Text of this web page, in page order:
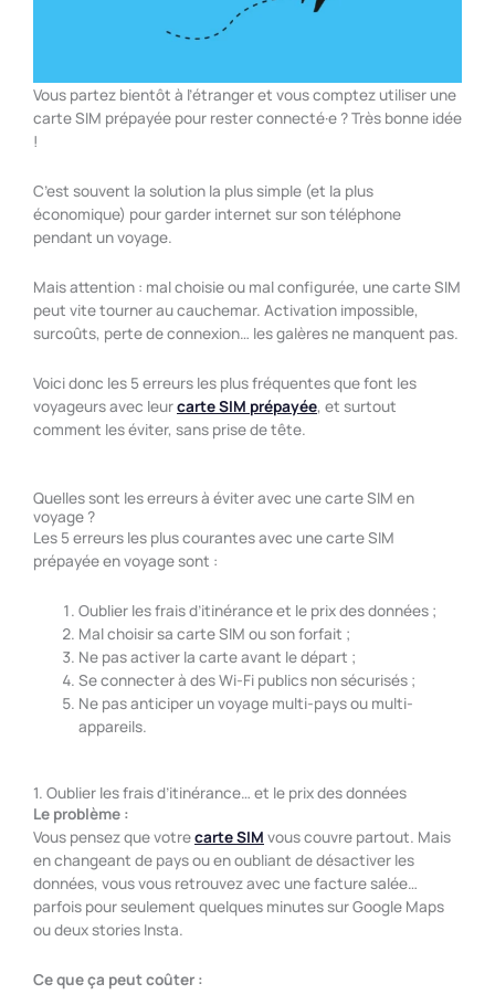
Vous partez bientôt à l’étranger et vous comptez utiliser une
carte SIM prépayée pour rester connecté·e ? Très bonne idée
!
C’est souvent la solution la plus simple (et la plus
économique) pour garder internet sur son téléphone
pendant un voyage.
Mais attention : mal choisie ou mal configurée, une carte SIM
peut vite tourner au cauchemar. Activation impossible,
surcoûts, perte de connexion… les galères ne manquent pas.
Voici donc les 5 erreurs les plus fréquentes que font les
voyageurs avec leurcarte SIM prépayée, et surtout
comment les éviter, sans prise de tête.
Quelles sont les erreurs à éviter avec une carte SIM en
voyage ?
Les 5 erreurs les plus courantes avec une carte SIM
prépayée en voyage sont :
Oublier les frais d’itinérance et le prix des données ;
Mal choisir sa carte SIM ou son forfait ;
Ne pas activer la carte avant le départ ;
Se connecter à des Wi-Fi publics non sécurisés ;
Ne pas anticiper un voyage multi-pays ou multi-
appareils.
1. Oublier les frais d’itinérance… et le prix des données
Le problème :
Vous pensez que votrecarte SIM vous couvre partout. Mais
en changeant de pays ou en oubliant de désactiver les
données, vous vous retrouvez avec une facture salée…
parfois pour seulement quelques minutes sur Google Maps
ou deux stories Insta.
Ce que ça peut coûter :